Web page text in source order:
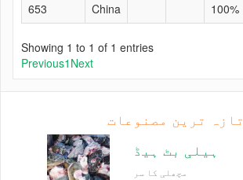
653
China 100%
Showing 1 to 1 of 1 entries
Previous1 Next
تازہ ترین مصنوعات
ہیلی بٹ ہیڈ
مچھلی کا سر